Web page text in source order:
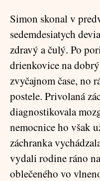
Simon skonal v
sedemdesiatych
zdravý a čulý. Po
drienkovice na
zvyčajnom čase, no
postele. Privolaná
diagnostikovala
nemocnice ho však
záchranka
vydali rodine ráno
oblečeného vo